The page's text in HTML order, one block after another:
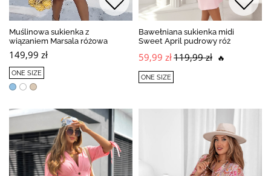
Muślinowa sukienka z
wiązaniem Marsala różowa
149,99 zł
ONE SIZE
Bawełniana sukienka midi
Sweet April pudrowy róż
59,99 zł119,99 zł 🔥
ONE SIZE